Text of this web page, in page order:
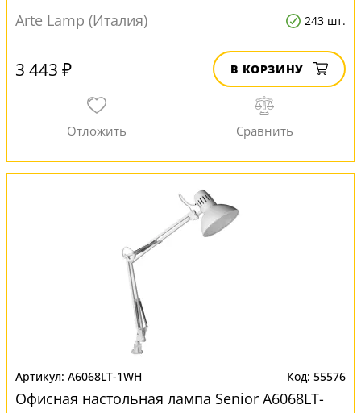
Arte Lamp (Италия)
243 шт.
3 443 ₽ В КОРЗИНУ
A6068LT-1WH 55576
Офисная настольная лампа Senior A6068LT-